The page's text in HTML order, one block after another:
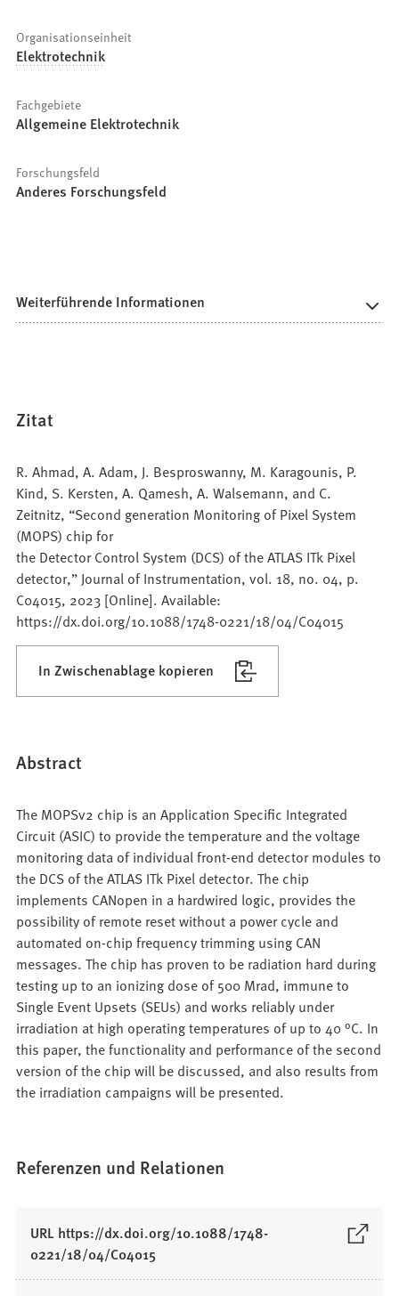
Organisationseinheit
Elektrotechnik
Fachgebiete
Allgemeine Elektrotechnik
Forschungsfeld
Anderes Forschungsfeld
Weiterführende Informationen
Zitat
R. Ahmad, A. Adam, J. Besproswanny, M. Karagounis, P.
Kind, S. Kersten, A. Qamesh, A. Walsemann, and C.
Zeitnitz, “Second generation Monitoring of Pixel System
(MOPS) chip for
the Detector Control System (DCS) of the ATLAS ITk Pixel
detector,” Journal of Instrumentation, vol. 18, no. 04, p.
C04015, 2023 [Online]. Available:
https://dx.doi.org/10.1088/1748-0221/18/04/C04015
In Zwischenablage kopieren
Abstract
The MOPSv2 chip is an Application Specific Integrated
Circuit (ASIC) to provide the temperature and the voltage
monitoring data of individual front-end detector modules to
the DCS of the ATLAS ITk Pixel detector. The chip
implements CANopen in a hardwired logic, provides the
possibility of remote reset without a power cycle and
automated on-chip frequency trimming using CAN
messages. The chip has proven to be radiation hard during
testing up to an ionizing dose of 500 Mrad, immune to
Single Event Upsets (SEUs) and works reliably under
irradiation at high operating temperatures of up to 40 °C. In
this paper, the functionality and performance of the second
version of the chip will be discussed, and also results from
the irradiation campaigns will be presented.
Referenzen und Relationen
URL https://dx.doi.org/10.1088/1748-
0221/18/04/C04015
Ö